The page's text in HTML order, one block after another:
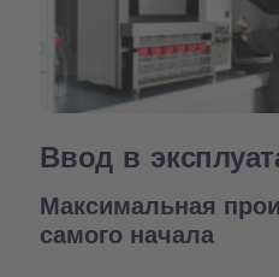
Ввод в
Максимальная
самого начала